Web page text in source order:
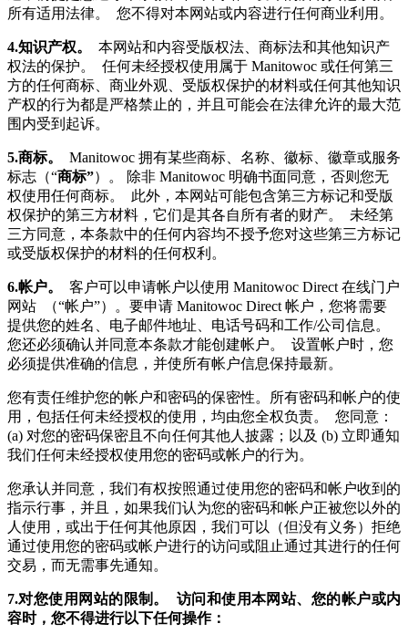
所有适用法律。 您不得对本网站或内容进行任何商业利用。
4.知识产权。 本网站和内容受版权法、商标法和其他知识产
权法的保护。 任何未经授权使用属于 Manitowoc 或任何第三
方的任何商标、商业外观、受版权保护的材料或任何其他知识
产权的行为都是严格禁止的，并且可能会在法律允许的最大范
围内受到起诉。
5.商标。 Manitowoc 拥有某些商标、名称、徽标、徽章或服务
标志（“商标”）。 除非 Manitowoc 明确书面同意，否则您无
权使用任何商标。 此外，本网站可能包含第三方标记和受版
权保护的第三方材料，它们是其各自所有者的财产。 未经第
三方同意，本条款中的任何内容均不授予您对这些第三方标记
或受版权保护的材料的任何权利。
6.帐户。 客户可以申请帐户以使用 Manitowoc Direct 在线门户
网站 （“帐户”）。要申请 Manitowoc Direct 帐户，您将需要
提供您的姓名、电子邮件地址、电话号码和工作/公司信息。
您还必须确认并同意本条款才能创建帐户。 设置帐户时，您
必须提供准确的信息，并使所有帐户信息保持最新。
您有责任维护您的帐户和密码的保密性。所有密码和帐户的使
用，包括任何未经授权的使用，均由您全权负责。 您同意：
(a) 对您的密码保密且不向任何其他人披露；以及 (b) 立即通知
我们任何未经授权使用您的密码或帐户的行为。
您承认并同意，我们有权按照通过使用您的密码和帐户收到的
指示行事，并且，如果我们认为您的密码和帐户正被您以外的
人使用，或出于任何其他原因，我们可以（但没有义务）拒绝
通过使用您的密码或帐户进行的访问或阻止通过其进行的任何
交易，而无需事先通知。
7.对您使用网站的限制。 访问和使用本网站、您的帐户或内
容时，您不得进行以下任何操作：